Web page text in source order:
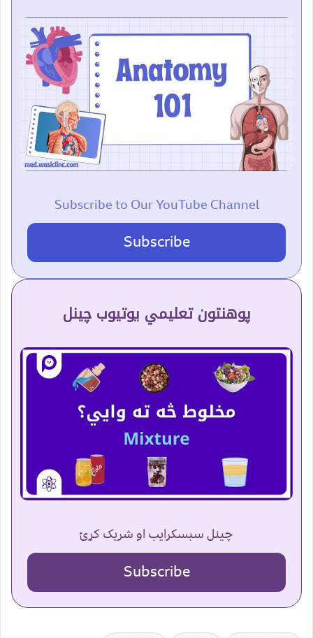
Subscribe to Our YouTube Channel
Subscribe
پوهنتون تعلیمي یوتیوب چینل
چینل سبسکرایب او شریک کړئ
Subscribe